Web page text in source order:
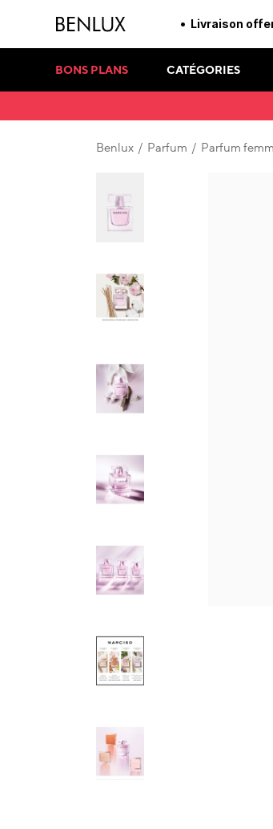
Livraison
BONS PLANS CATÉGORIES
Benlux / Parfum / Parfum